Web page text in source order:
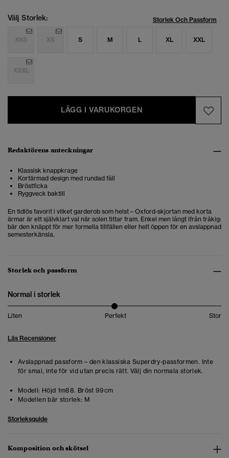
Välj Storlek: Storlek Och Passform
XXS XS S M L XL XXL
XXXL
LÄGG I VARUKORGEN
Redaktörens anteckningar
Klassisk knappkrage
Kortärmad design med rundad fåll
Bröstficka
Ryggveck baktill
En tidlös favorit i vilket garderob som helst – Oxford-skjortan med korta
ärmar är ett självklart val när solen tittar fram. Enkel men långt ifrån tråkig:
bär den knäppt för mer formella tillfällen eller helt öppen för en avslappnad
semesterkänsla.
Storlek och passform
Normal i storlek
Liten Perfekt Stor
Läs Recensioner
Avslappnad passform – den klassiska Superdry-passformen. Inte
för smal, inte för vid utan precis rätt. Välj din normala storlek.
Modell: Höjd 1m88. Bröst 99cm
Modellen bär storlek: M
Storleksguide
Komposition och skötsel